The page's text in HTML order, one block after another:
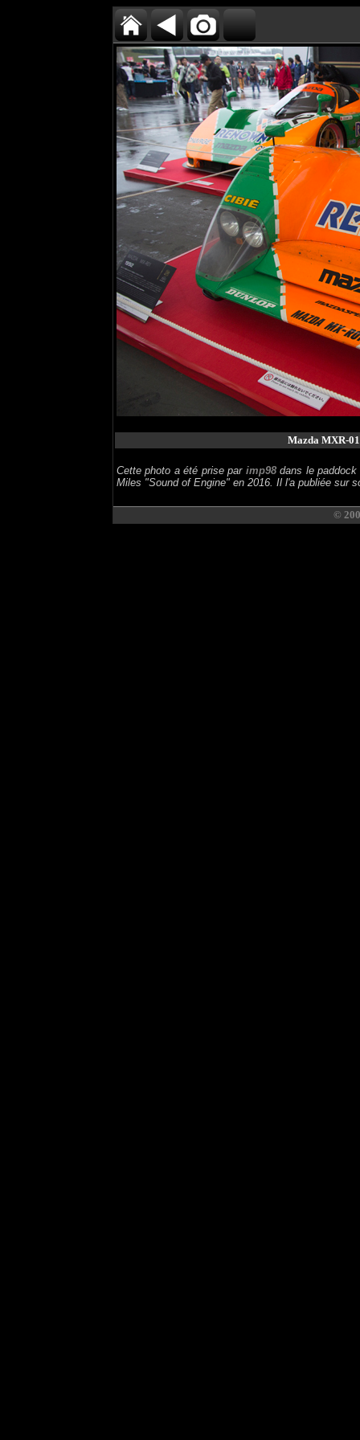
Mazda MXR-01
Cette photo a été prise par imp98dans le paddock
Miles "Sound of Engine" en 2016. Il l'a publiée sur
©